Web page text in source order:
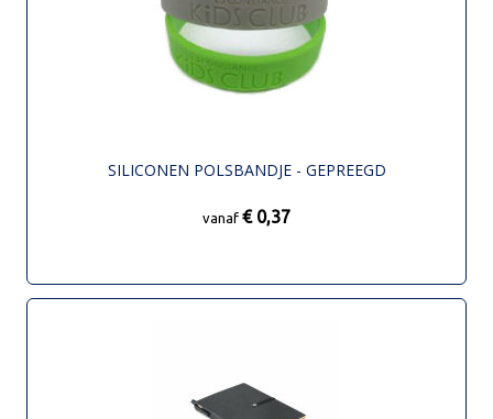
SILICONEN POLSBANDJE - GEPREEGD
vanaf € 0,37